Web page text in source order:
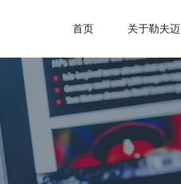
首页 关于勒夫迈